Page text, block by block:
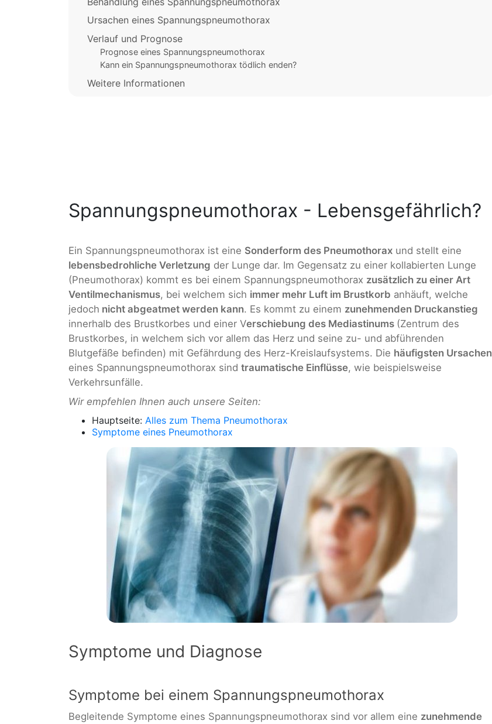
Ursachen eines Spannungspneumothorax
Verlauf und Prognose
Prognose eines Spannungspneumothorax
Kann ein Spannungspneumothorax tödlich enden?
Weitere Informationen
Spannungspneumothorax - Lebensgefährlich?
Ein Spannungspneumothorax ist eine Sonderform des Pneumothorax und stellt eine
lebensbedrohliche Verletzung der Lunge dar. Im Gegensatz zu einer kollabierten Lunge
(Pneumothorax) kommt es bei einem Spannungspneumothorax zusätzlich zu einer Art
Ventilmechanismus, bei welchem sich immer mehr Luft im Brustkorb anhäuft, welche
jedoch nicht abgeatmet werden kann. Es kommt zu einem zunehmenden Druckanstieg
innerhalb des Brustkorbes und einer Verschiebung des Mediastinums (Zentrum des
Brustkorbes, in welchem sich vor allem das Herz und seine zu- und abführenden
Blutgefäße befinden) mit Gefährdung des Herz-Kreislaufsystems. Die häufigsten Ursachen
eines Spannungspneumothorax sind traumatische Einflüsse, wie beispielsweise
Verkehrsunfälle.
Wir empfehlen Ihnen auch unsere Seiten:
Hauptseite: Alles zum Thema Pneumothorax
Symptome eines Pneumothorax
Symptome und Diagnose
Symptome bei einem Spannungspneumothorax
Begleitende Symptome eines Spannungspneumothorax sind vor allem eine zunehmende